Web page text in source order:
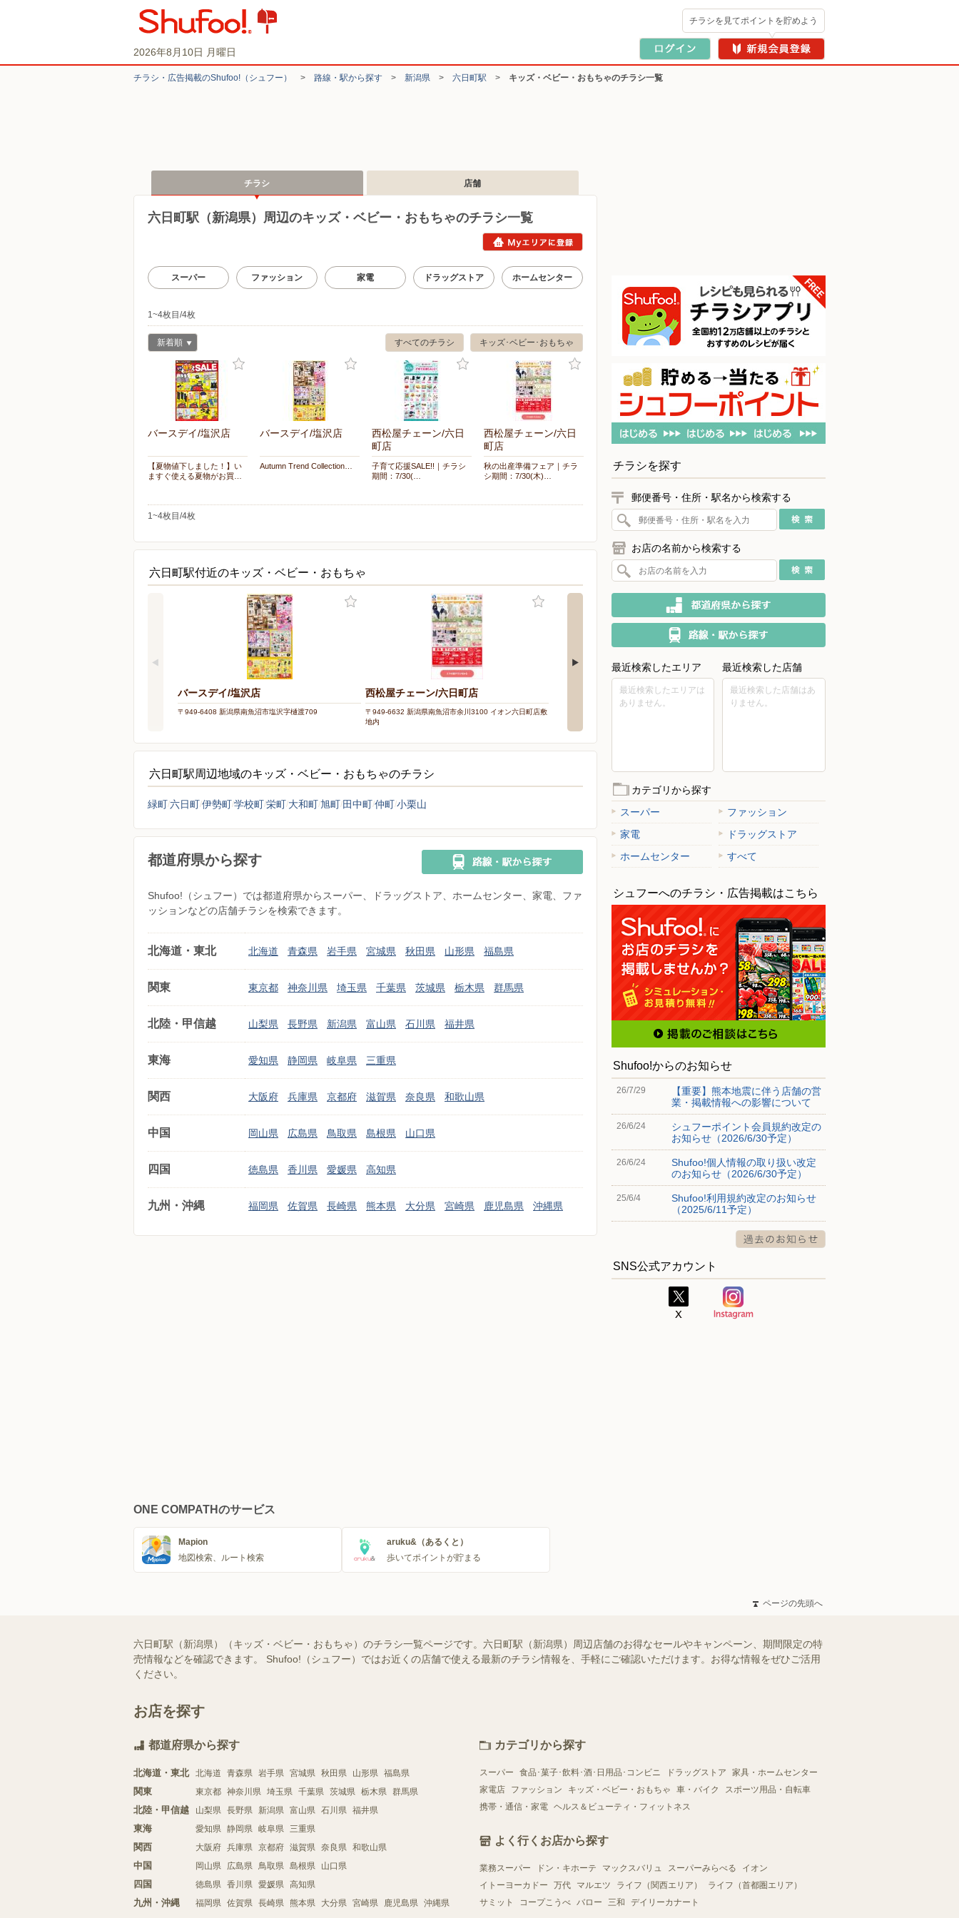
2026年8月10日 月曜日
チラシを見てポイントを貯めよう
チラシ・​広告掲載の​Shufoo!​（シュフー） > 路線・駅から探す > 新潟県 > 六日町駅 > キッズ・ベビー・おもちゃのチラシ一覧
チラシ 店舗
六日町駅（新潟県）周辺のキッズ・ベビー・おもちゃのチラシ一覧
スーパー ファッション 家電 ドラッグストア ホームセンター
1~4枚目/4枚
キッズ･ベビー･おもちゃ
すべてのチラシ
新着順
バースデイ/塩沢店
【夏物値下しました！】い
ますぐ使える夏物がお買…
バースデイ/塩沢店
Autumn Trend Collection…
西松屋チェーン/六日
町店
子育て応援SALE!!｜チラシ
期間：7/30(…
西松屋チェーン/六日
町店
秋の出産準備フェア｜チラ
シ期間：7/30(木)…
1~4枚目/4枚
六日町駅付近のキッズ・ベビー・おもちゃ
バースデイ/塩沢店
〒949-6408 新潟県南魚沼市塩沢字樋渡709
西松屋チェーン/六日町店
〒949-6632 新潟県南魚沼市余川3100 イオン六日町店敷
地内
六日町駅周辺地域のキッズ・ベビー・おもちゃのチラシ
緑町六日町伊勢町学校町栄町 大和町旭町 田中町仲町小栗山
都道府県から探す
Shufoo!（シュフー）では都道府県からスーパー、ドラッグストア、ホームセンター、家電、ファ
ッションなどの店舗チラシを検索できます。
北海道・東北 北海道 青森県 岩手県 宮城県 秋田県 山形県 福島県
関東 東京都 神奈川県 埼玉県 千葉県 茨城県 栃木県 群馬県
北陸・甲信越 山梨県 長野県 新潟県 富山県 石川県 福井県
東海 愛知県 静岡県 岐阜県 三重県
関西 大阪府 兵庫県 京都府 滋賀県 奈良県 和歌山県
中国 岡山県 広島県 鳥取県 島根県 山口県
四国 徳島県 香川県 愛媛県 高知県
九州・沖縄 福岡県 佐賀県 長崎県 熊本県 大分県 宮崎県 鹿児島県 沖縄県
チラシを探す
郵便番号・住所・駅名から検索する
お店の名前から検索する
最近検索したエリア
最近検索したエリアは
ありません。
最近検索した店舗
最近検索した店舗はあ
りません。
カテゴリから探す
スーパー
ファッション
家電
ドラッグストア
ホームセンター
すべて
シュフーへのチラシ・広告掲載はこちら
Shufoo!からのお知らせ
26/7/29
【重要】熊本地震に伴う店舗の営
業・掲載情報への影響について
26/6/24
シュフーポイント会員規約改定の
お知らせ（2026/6/30予定）
26/6/24
Shufoo!個人情報の取り扱い改定
のお知らせ（2026/6/30予定）
25/6/4
Shufoo!利用規約改定のお知らせ
（2025/6/11予定）
SNS公式アカウント
ONE COMPATHのサービス
Mapion
地図検索、ルート検索
aruku&（あるくと）
歩いてポイントが貯まる
ページの先頭へ
六日町駅（新潟県）（キッズ・ベビー・おもちゃ）のチラシ一覧ページです。六日町駅（新潟県）周辺店舗のお得なセールやキャンペーン、期間限定の特
売情報などを確認できます。 Shufoo!（シュフー）ではお近くの店舗で使える最新のチラシ情報を、手軽にご確認いただけます。お得な情報をぜひご活用
ください。
お店を探す
都道府県から探す
北海道・東北 北海道 青森県 岩手県 宮城県 秋田県 山形県 福島県
関東 東京都 神奈川県 埼玉県 千葉県 茨城県 栃木県 群馬県
北陸・甲信越 山梨県 長野県 新潟県 富山県 石川県 福井県
東海 愛知県 静岡県 岐阜県 三重県
関西 大阪府 兵庫県 京都府 滋賀県 奈良県 和歌山県
中国 岡山県 広島県 鳥取県 島根県 山口県
四国 徳島県 香川県 愛媛県 高知県
九州・沖縄 福岡県 佐賀県 長崎県 熊本県 大分県 宮崎県 鹿児島県 沖縄県
カテゴリから探す
スーパー 食品･菓子･飲料･酒･日用品･コンビニ ドラッグストア
家具・ホームセンター
家電店
ファッション キッズ・ベビー・おもちゃ 車・バイク
スポーツ用品・自転車
携帯・通信・家電 ヘルス＆ビューティ・フィットネス
よく行くお店から探す
業務スーパー ドン・キホーテ マックスバリュ スーパーみらべる
イオン
イトーヨーカドー
万代 マルエツ ライフ（関西エリア）
ライフ（首都圏エリア）
サミット
コープこうべ バロー 三和 デイリーカナート